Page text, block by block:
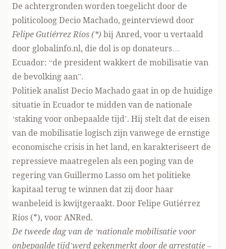
De achtergronden worden toegelicht door de
politicoloog Decio Machado, geinterviewd door
Felipe Gutiérrez Ríos(*) bij Anred, voor u vertaald
door globalinfo.nl, die dol is op donateurs…
Ecuador: “de president wakkert de mobilisatie van
de bevolking aan”.
Politiek analist Decio Machado gaat in op de huidige
situatie in Ecuador te midden van de nationale
‘staking voor onbepaalde tijd’. Hij stelt dat de eisen
van de mobilisatie logisch zijn vanwege de ernstige
economische crisis in het land, en karakteriseert de
repressieve maatregelen als een poging van de
regering van Guillermo Lasso om het politieke
kapitaal terug te winnen dat zij door haar
wanbeleid is kwijtgeraakt. Door Felipe Gutiérrez
Ríos (*), voor ANRed.
De tweede dag van de ‘nationale mobilisatie voor
onbepaalde tijd’werd gekenmerkt door de arrestatie –